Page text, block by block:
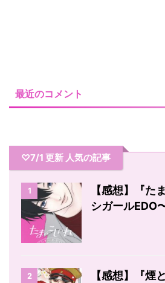
最近のコメント
♡7/1 更新 人気の記事
1
【感想】『た
シガールEDO
2 【感想】『煙